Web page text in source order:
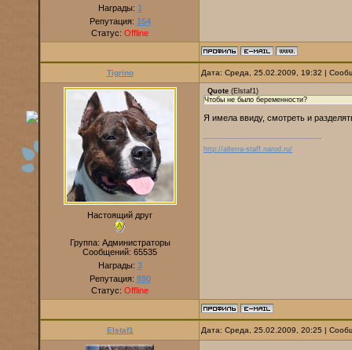
Награды: 1
Репутация: 154
Статус: Offline
Tigrino Дата: Среда, 25.02.2009, 19:32 |
Настоящий друг
Группа: Администраторы
Сообщений: 65535
Награды: 3
Репутация: 890
Статус: Offline
Quote (Elstaf1)
Чтобы не было беременности?
Я имела ввиду, смотреть и
http://alterra-staff.narod.ru/
Elstaf1 Дата: Среда, 25.02.2009, 20:25 |